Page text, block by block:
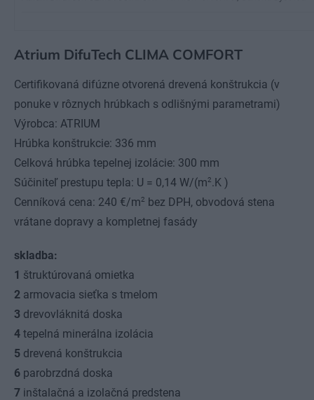
Atrium DifuTech CLIMA COMFORT
Certifikovaná difúzne otvorená drevená konštrukcia (v
ponuke v rôznych hrúbkach s odlišnými parametrami)
Výrobca: ATRIUM
Hrúbka konštrukcie: 336 mm
Celková hrúbka tepelnej izolácie: 300 mm
Súčiniteľ prestupu tepla: U = 0,14 W/(m2.K )
Cenníková cena: 240 €/m2 bez DPH, obvodová stena
vrátane dopravy a kompletnej fasády
skladba:
1 štruktúrovaná omietka
2 armovacia sieťka s tmelom
3 drevovláknitá doska
4 tepelná minerálna izolácia
5 drevená konštrukcia
6 parobrzdná doska
7 inštalačná a izolačná predstena